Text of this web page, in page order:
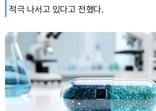
적극 나서고 있다고 전했다.